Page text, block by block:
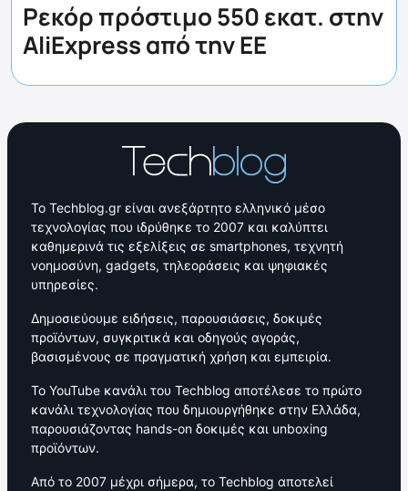
Ρεκόρ πρόστιμο 550 εκατ. στην
AliExpress από την ΕΕ
Το Techblog.gr είναι ανεξάρτητο ελληνικό μέσο
τεχνολογίας που ιδρύθηκε το 2007 και καλύπτει
καθημερινά τις εξελίξεις σε smartphones, τεχνητή
νοημοσύνη, gadgets, τηλεοράσεις και ψηφιακές
υπηρεσίες.
Δημοσιεύουμε ειδήσεις, παρουσιάσεις, δοκιμές
προϊόντων, συγκριτικά και οδηγούς αγοράς,
βασισμένους σε πραγματική χρήση και εμπειρία.
Το YouTube κανάλι του Techblog αποτέλεσε το πρώτο
κανάλι τεχνολογίας που δημιουργήθηκε στην Ελλάδα,
παρουσιάζοντας hands-on δοκιμές και unboxing
προϊόντων.
Από το 2007 μέχρι σήμερα, το Techblog αποτελεί